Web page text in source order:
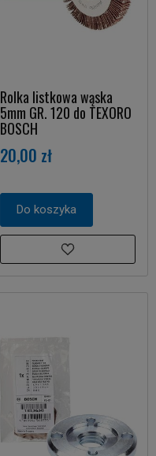
Rolka listkowa wąska
5mm GR. 120 do TEXORO
BOSCH
20,00 zł
Do koszyka